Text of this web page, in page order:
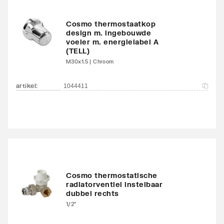
Zwenkbaar Nee
Aantal standaard
aansluitingen
Aansluitcombi MO
Geschikt voor vochtige
ruimte
Ja
Cosmo thermostaatkop
design m. ingebouwde
voeler m. energielabel A
(TELL)
M30x1.5 | Chroom
artikel: 1044411
Cosmo thermostatische
radiatorventiel instelbaar
dubbel rechts
1/2"